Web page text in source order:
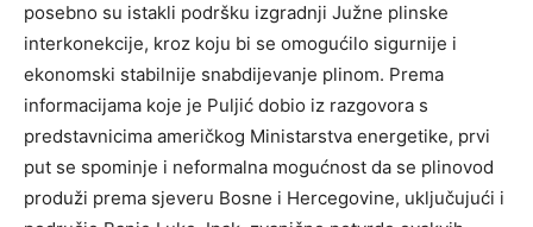
posebno su istakli podršku izgradnji Južne plinske
interkonekcije, kroz koju bi se omogućilo sigurnije i
ekonomski stabilnije snabdijevanje plinom. Prema
informacijama koje je Puljić dobio iz razgovora s
predstavnicima američkog Ministarstva energetike, prvi
put se spominje i neformalna mogućnost da se plinovod
produži prema sjeveru Bosne i Hercegovine, uključujući i